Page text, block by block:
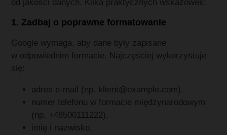
od jakości danych. Kilka praktycznych wskazówek:
1. Zadbaj o poprawne formatowanie
Google wymaga, aby dane były zapisane
w odpowiednim formacie. Najczęściej wykorzystuje
się:
adres e‑mail (np. klient@example.com),
numer telefonu w formacie międzynarodowym
(np. +48500111222),
imię i nazwisko,